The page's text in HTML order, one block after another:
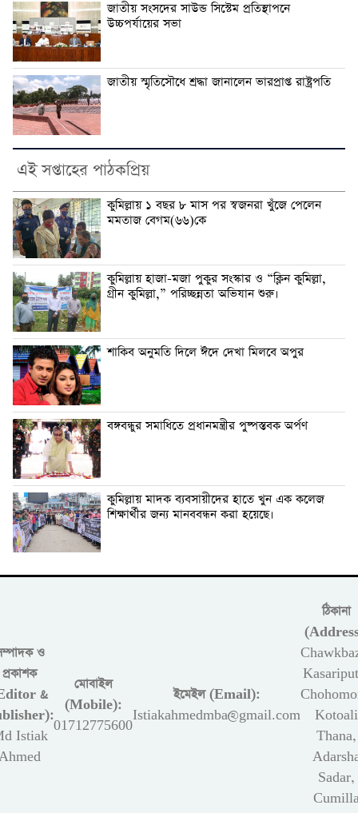
জাতীয় সংসদের সাউন্ড সিস্টেম প্রতিস্থাপনে
উচ্চপর্যায়ের সভা
জাতীয় স্মৃতিসৌধে শ্রদ্ধা জানালেন ভারপ্রাপ্ত রাষ্ট্রপতি
এই সপ্তাহের পাঠকপ্রিয়
কুমিল্লায় ১ বছর ৮ মাস পর স্বজনরা খুঁজে পেলেন
মমতাজ বেগম(৬৬)কে
কুমিল্লায় হাজা-মজা পুকুর সংস্কার ও “ক্লিন কুমিল্লা,
গ্রীন কুমিল্লা,” পরিচ্ছন্নতা অভিযান শুরু।
শাকিব অনুমতি দিলে ঈদে দেখা মিলবে অপুর
বঙ্গবন্ধুর সমাধিতে প্রধানমন্ত্রীর পুষ্পস্তবক অর্পণ
কুমিল্লায় মাদক ব্যবসায়ীদের হাতে খুন এক কলেজ
শিক্ষার্থীর জন্য মানববন্ধন করা হয়েছে।
ও
প্রকাশক
&
Istiak
মোবাইল
(Mobile):
01712775600
ইমেইল (Email):
Istiakahmedmba@gmail.com
ঠিকানা
Kotoali
Thana,
Sadar,